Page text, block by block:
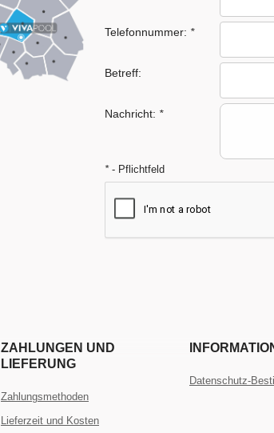
Telefonnummer: *
Betreff:
Nachricht: *
*- Pflichtfeld
ZAHLUNGEN UND
LIEFERUNG
Zahlungsmethoden
Lieferzeit und Kosten
Datenschutz-